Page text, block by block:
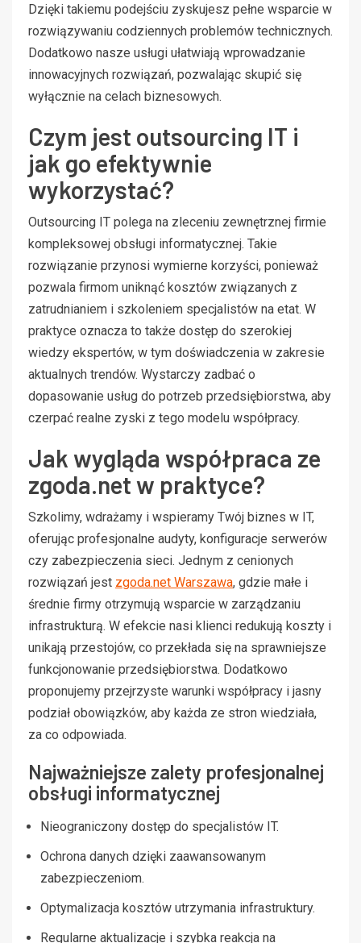
Dzięki takiemu podejściu zyskujesz pełne wsparcie w
rozwiązywaniu codziennych problemów technicznych.
Dodatkowo nasze usługi ułatwiają wprowadzanie
innowacyjnych rozwiązań, pozwalając skupić się
wyłącznie na celach biznesowych.
Czym jest outsourcing IT i
jak go efektywnie
wykorzystać?
Outsourcing IT polega na zleceniu zewnętrznej firmie
kompleksowej obsługi informatycznej. Takie
rozwiązanie przynosi wymierne korzyści, ponieważ
pozwala firmom uniknąć kosztów związanych z
zatrudnianiem i szkoleniem specjalistów na etat. W
praktyce oznacza to także dostęp do szerokiej
wiedzy ekspertów, w tym doświadczenia w zakresie
aktualnych trendów. Wystarczy zadbać o
dopasowanie usług do potrzeb przedsiębiorstwa, aby
czerpać realne zyski z tego modelu współpracy.
Jak wygląda współpraca ze
zgoda.net w praktyce?
Szkolimy, wdrażamy i wspieramy Twój biznes w IT,
oferując profesjonalne audyty, konfiguracje serwerów
czy zabezpieczenia sieci. Jednym z cenionych
rozwiązań jest zgoda.net Warszawa, gdzie małe i
średnie firmy otrzymują wsparcie w zarządzaniu
infrastrukturą. W efekcie nasi klienci redukują koszty i
unikają przestojów, co przekłada się na sprawniejsze
funkcjonowanie przedsiębiorstwa. Dodatkowo
proponujemy przejrzyste warunki współpracy i jasny
podział obowiązków, aby każda ze stron wiedziała,
za co odpowiada.
Najważniejsze zalety profesjonalnej
obsługi informatycznej
Nieograniczony dostęp do specjalistów IT.
Ochrona danych dzięki zaawansowanym
zabezpieczeniom.
Optymalizacja kosztów utrzymania infrastruktury.
Regularne aktualizacje i szybka reakcja na